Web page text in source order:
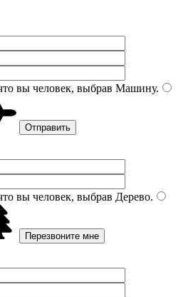
вы человек, выбрав Машину.
вы человек, выбрав Дерево.